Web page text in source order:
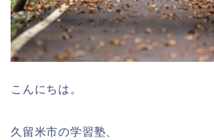
こんにちは。
久留米市の学習塾、